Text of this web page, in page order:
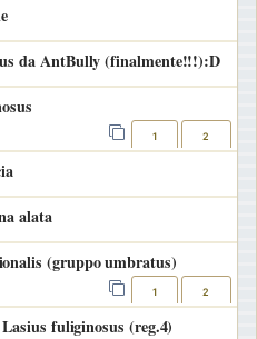
da AntBully (finalmente!!!):D
1 2
alata
(gruppo umbratus)
1 2
fuliginosus (reg.4)